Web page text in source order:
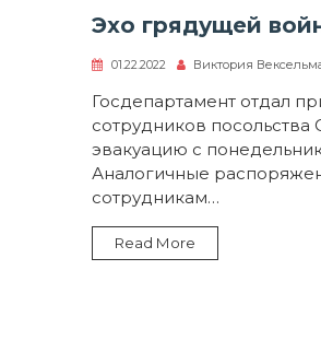
Эхо грядущей
01.22.2022 Виктория
Госдепартамент отдал
сотрудников
эвакуацию с
Аналогичные
сотрудникам…
Read More